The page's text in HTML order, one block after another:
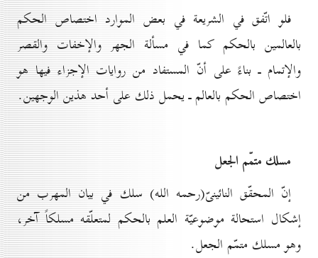
فلو اتّفق في الشريعة في بعض الموارد اختصاص الحكم
بالعالمين بالحكم كما في مسألة الجهر والإخفات والقصر
والإتمام ـ بناءً على أنّ المستفاد من روايات الإجزاء فيها هو
اختصاص الحكم بالعالم ـ يحمل ذلك على أحد هذين الوجهين.
مسلك متمّم الجعل
إنّ المحقّق النائينىّ(رحمه الله) سلك في بيان المهرب من
إشكال استحالة موضوعيّة العلم بالحكم لمتعلّقه مسلكاً آخر،
وهو مسلك متمّم الجعل.